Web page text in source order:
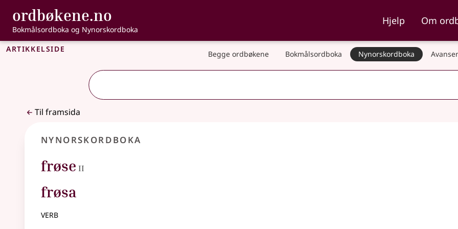
Gå til hovudinnhald
Tilgjenge
ordbøkene.no , Bokmålsordboka og Nynorskordboka
Bokmålsordboka og Nynorskordboka
Hjelp Om
Artikkelside Begge ordbøkene Bokmålsordboka Nynorskordboka
Til framsida
Nynorskordboka
frøse II
frøsa
verb